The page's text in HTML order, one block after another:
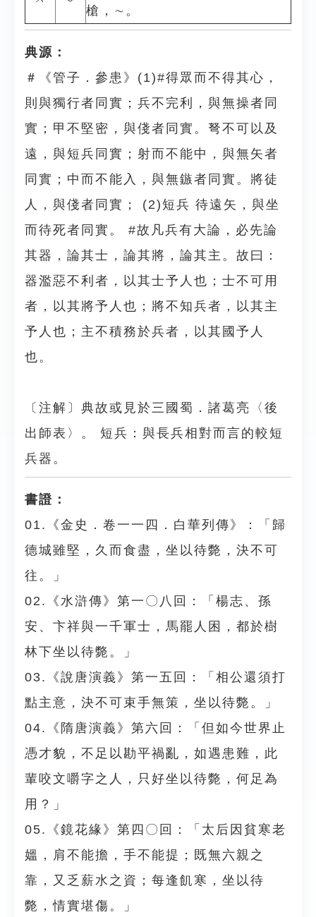
槍，∼。
典源：
＃《管子．參患》(1)#得眾而不得其心，
則與獨行者同實；兵不完利，與無操者同
實；甲不堅密，與俴者同實。弩不可以及
遠，與短兵同實；射而不能中，與無矢者
同實；中而不能入，與無鏃者同實。將徒
人，與俴者同實； (2)短兵 待遠矢，與坐
而待死者同實。 #故凡兵有大論，必先論
其器，論其士，論其將，論其主。故曰：
器濫惡不利者，以其士予人也；士不可用
者，以其將予人也；將不知兵者，以其主
予人也；主不積務於兵者，以其國予人
也。
〔注解〕典故或見於三國蜀．諸葛亮〈後
出師表〉。 短兵：與長兵相對而言的較短
兵器。
書證：
01.《金史．卷一一四．白華列傳》：「歸
德城雖堅，久而食盡，坐以待斃，決不可
往。」
02.《水滸傳》第一〇八回：「楊志、孫
安、卞祥與一千軍士，馬罷人困，都於樹
林下坐以待斃。」
03.《說唐演義》第一五回：「相公還須打
點主意，決不可束手無策，坐以待斃。」
04.《隋唐演義》第六回：「但如今世界止
憑才貌，不足以勘平禍亂，如遇患難，此
輩咬文嚼字之人，只好坐以待斃，何足為
用？」
05.《鏡花緣》第四〇回：「太后因貧寒老
媼，肩不能擔，手不能提；既無六親之
靠，又乏薪水之資；每逢飢寒，坐以待
斃，情實堪傷。」